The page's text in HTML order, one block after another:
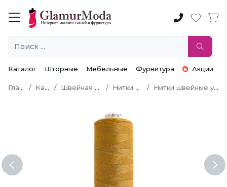
Каталог Шторные Мебельные Фурнитура Акции
Главная Каталог Швейная фурнитура Нитки швейные Нитки швейные универсальные
Previous